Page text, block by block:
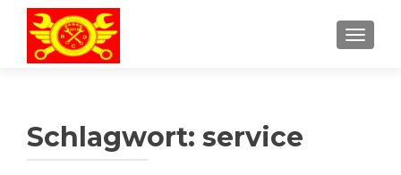
Schlagwort: service